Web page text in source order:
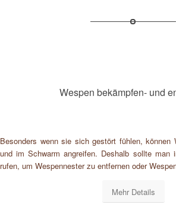
Wespen bekämpfen- und
Besonders wenn sie sich gestört fühlen, können
und im Schwarm angreifen. Deshalb sollte man
rufen, um Wespennester zu entfernen oder
Mehr Details